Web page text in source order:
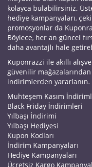
kolayca bulabilirsiniz.
hediye kampanyaları,
promosyonlar da
Böylece, her an güncel
daha avantajlı hale
Kuponrazzi ile akıllı
güvenilir
indirimlerden yararlanın.
Muhteşem Kasım
Black Friday İndirimleri
Yılbaşı İndirimi
Yılbaşı Hediyesi
Kupon Kodları
İndirim Kampanyaları
Hediye Kampanyaları
Ücretsiz Kargo